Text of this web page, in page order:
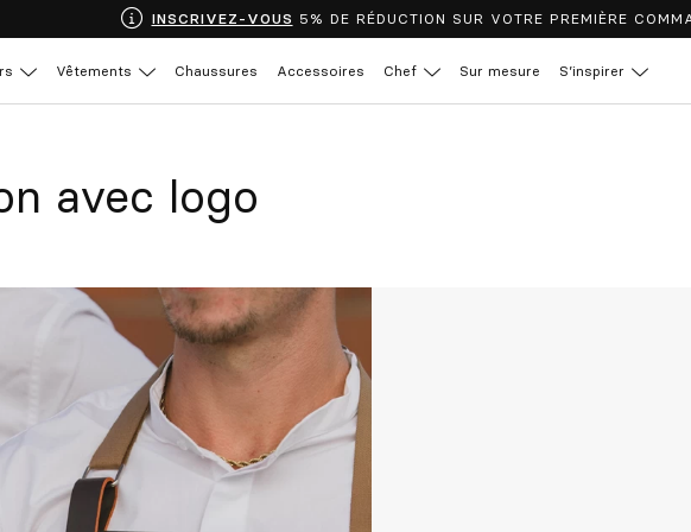
INSCRIVEZ-VOUS 5% DE RÉDUCTION SUR VOTRE PREMIÈRE
Vêtements Chaussures Accessoires Chef Sur mesure S’inspirer
avec logo